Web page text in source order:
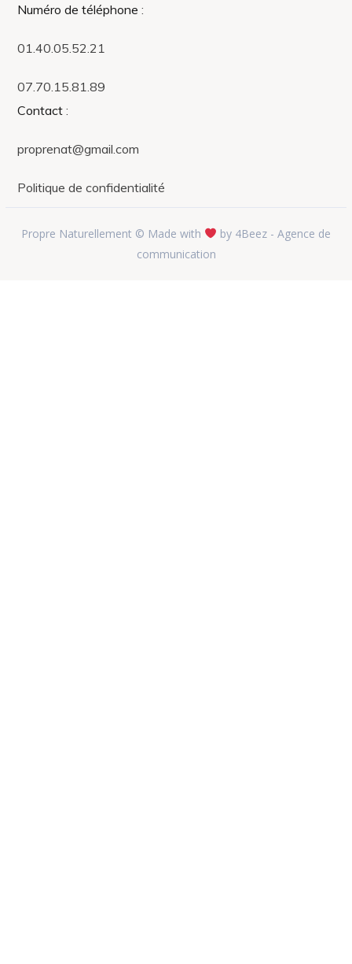
Numéro de téléphone :
01.40.05.52.21
07.70.15.81.89
Contact :
proprenat@gmail.com
Politique de confidentialité
Propre Naturellement © Made with
by 4Beez - Agence de
communication